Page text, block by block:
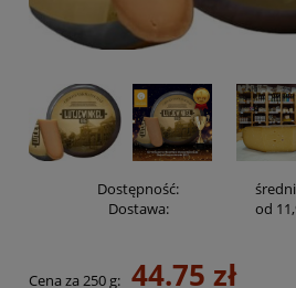
Dostępność:
Dostawa:
od
Cena nie zawiera
Cena za 250 g: 44.75 zł